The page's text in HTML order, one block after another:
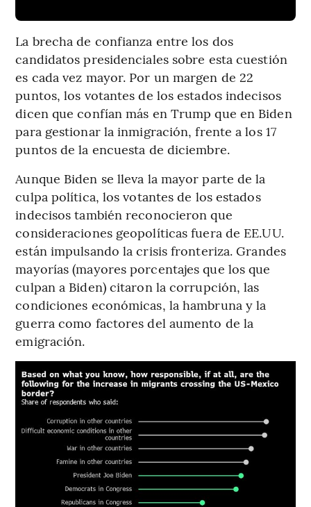
La brecha de confianza entre los dos
candidatos presidenciales sobre esta cuestión
es cada vez mayor. Por un margen de 22
puntos, los votantes de los estados indecisos
dicen que confían más en Trump que en Biden
para gestionar la inmigración, frente a los 17
puntos de la encuesta de diciembre.
Aunque Biden se lleva la mayor parte de la
culpa política, los votantes de los estados
indecisos también reconocieron que
consideraciones geopolíticas fuera de EE.UU.
están impulsando la crisis fronteriza. Grandes
mayorías (mayores porcentajes que los que
culpan a Biden) citaron la corrupción, las
condiciones económicas, la hambruna y la
guerra como factores del aumento de la
emigración.